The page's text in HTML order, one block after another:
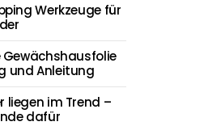
Werkzeuge für
Gewächshausfolie
und Anleitung
liegen im Trend –
dafür